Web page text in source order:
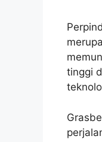
tinggi